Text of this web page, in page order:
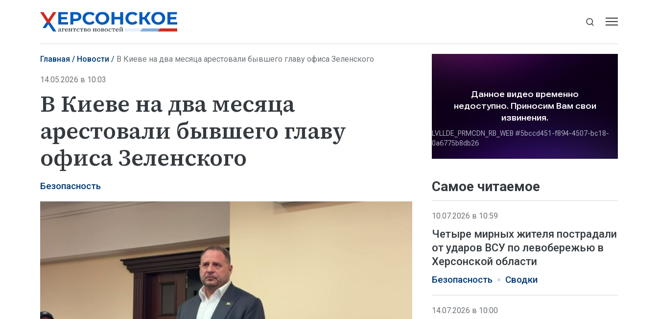
Главная Новости В Киеве на два месяца арестовали бывшего главу офиса Зеленского
14.05.2026 в 10:03
В Киеве на два месяца
арестовали бывшего главу
офиса Зеленского
Безопасность Самое читаемое
10.07.2026 в 10:59
Четыре мирных жителя пострадали
от ударов ВСУ по левобережью в
Херсонской области
Безопасность Сводки
14.07.2026 в 10:00